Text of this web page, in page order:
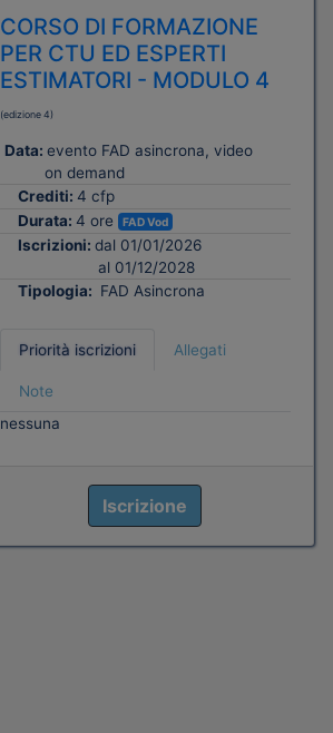
CORSO DI FORMAZIONE
PER CTU ED ESPERTI
ESTIMATORI - MODULO 4
(edizione 4)
Data: evento FAD asincrona, video
on demand
Crediti: 4 cfp
Durata: 4 ore FAD Vod
Iscrizioni: dal 01/01/2026
al 01/12/2028
Tipologia: FAD Asincrona
Priorità iscrizioni Allegati
Note
nessuna
Iscrizione